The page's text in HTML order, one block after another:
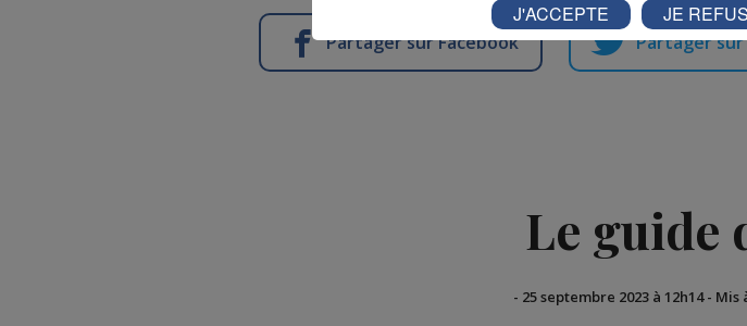
Partager sur Facebook Partager
Le guide
- 25 septembre 2023 à 12h14- Mis
J'ACCEPTE JE